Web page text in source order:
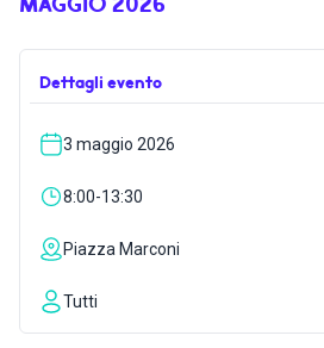
OSPITALITÀ
COSA FARE
ISPIRAZIONI
WEBCAM
Dettagli evento
3 maggio 2026
8:00-13:30
Piazza Marconi
Tutti